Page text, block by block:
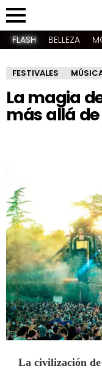
Menu
FLASH BELLEZA
FESTIVALES
La magia
más allá
La civilización